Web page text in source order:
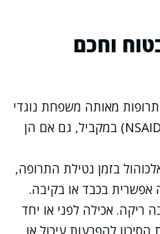
וחכם
מאותה משפחת נוגדי
דלקת לא סטרואידיים (NSAIDs) במקביל, גם אם הן
בזמן נטילת התרופה,
בכבד או בקיבה.
ריקה. אכילה לפני או יחד
להפרעות עיכול או